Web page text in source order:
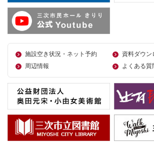
施設空き状況・ネット予約
資料ダウン
周辺情報
よくある質